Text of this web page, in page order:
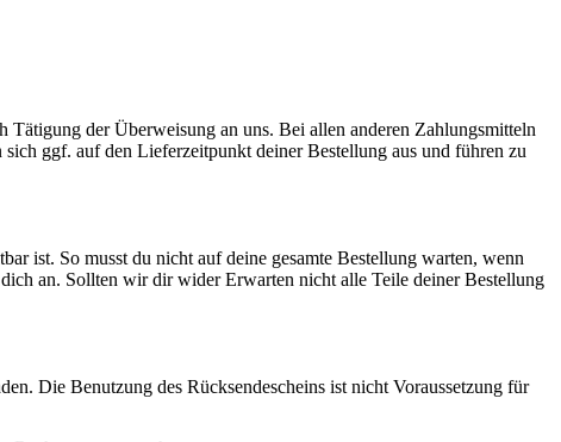
der Überweisung an uns. Bei allen anderen Zahlungsmitteln
ggf. auf den Lieferzeitpunkt deiner Bestellung aus und führen zu
ist. So musst du nicht auf deine gesamte Bestellung warten, wenn
an. Sollten wir dir wider Erwarten nicht alle Teile deiner Bestellung
Die Benutzung des Rücksendescheins ist nicht Voraussetzung für